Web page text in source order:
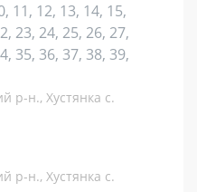
11, 12, 13, 14, 15,
23, 24, 25, 26, 27,
35, 36, 37, 38, 39,
р-н., Хустянка с.
р-н., Хустянка с.